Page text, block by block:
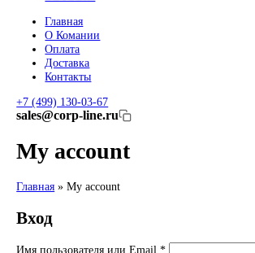
CMM Renishaw
DUNGS
SMW AUTOBLOK
Сервопривод Siemens SQN
Сервопривод Siemens SKP
DEUBLIN
Главная